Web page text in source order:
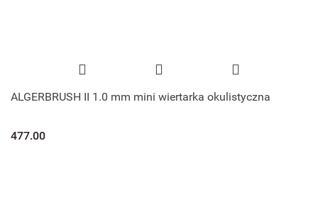
ALGERBRUSH II 1.0 mm mini wiertarka okulistyczna
477.00